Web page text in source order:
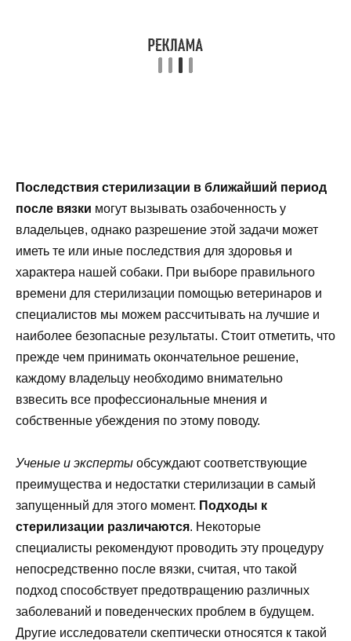
Последствия стерилизации в ближайший период
после вязки могут вызывать озабоченность у
владельцев, однако разрешение этой задачи может
иметь те или иные последствия для здоровья и
характера нашей собаки. При выборе правильного
времени для стерилизации помощью ветеринаров и
специалистов мы можем рассчитывать на лучшие и
наиболее безопасные результаты. Стоит отметить, что
прежде чем принимать окончательное решение,
каждому владельцу необходимо внимательно
взвесить все профессиональные мнения и
собственные убеждения по этому поводу.
Ученые и эксперты обсуждают соответствующие
преимущества и недостатки стерилизации в самый
запущенный для этого момент. Подходы к
стерилизации различаются. Некоторые
специалисты рекомендуют проводить эту процедуру
непосредственно после вязки, считая, что такой
подход способствует предотвращению различных
заболеваний и поведенческих проблем в будущем.
Другие исследователи скептически относятся к такой